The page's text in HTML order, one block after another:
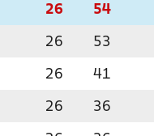
26 54
26 53
26 41
26 36